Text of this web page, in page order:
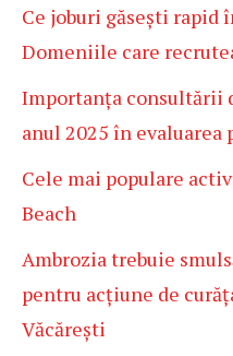
Ce joburi găsești rapid
Domeniile care
Importanța consultării
anul 2025 în
Cele mai populare
Beach
Ambrozia trebuie
pentru acțiune de
Văcărești